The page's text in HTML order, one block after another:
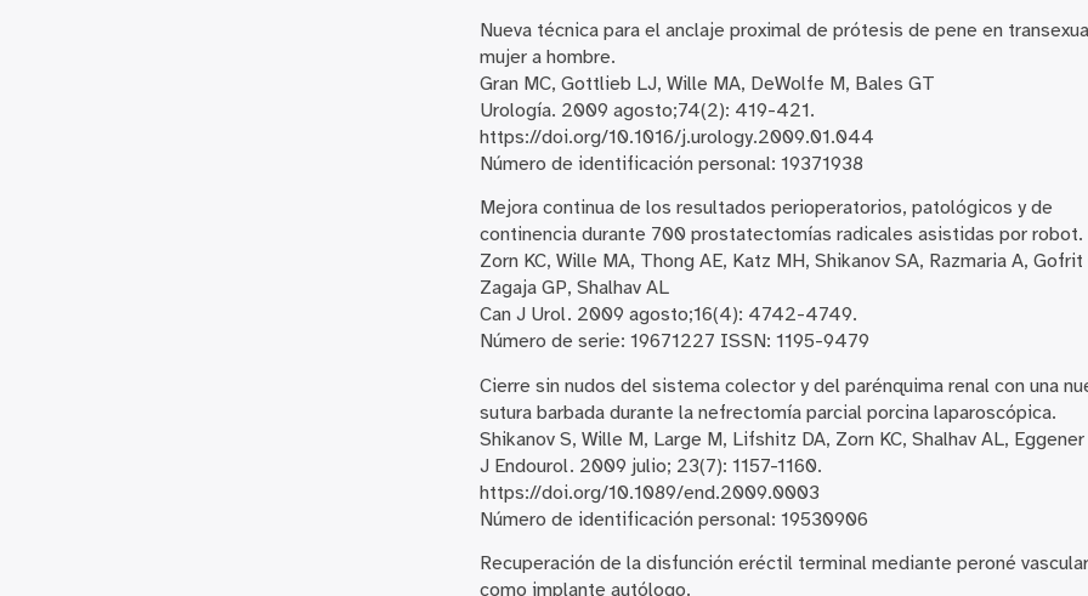
Nueva técnica para el anclaje proximal de prótesis de pene en
mujer a hombre.
Gran MC, Gottlieb LJ, Wille MA, DeWolfe M, Bales GT
Urología. 2009 agosto;74(2): 419-421.
https://doi.org/10.1016/j.urology.2009.01.044
Número de identificación personal: 19371938
Mejora continua de los resultados perioperatorios, patológicos y de
continencia durante 700 prostatectomías radicales asistidas por robot.
Zorn KC, Wille MA, Thong AE, Katz MH, Shikanov SA, Razmaria A, Gofrit
Zagaja GP, Shalhav AL
Can J Urol. 2009 agosto;16(4): 4742-4749.
Número de serie: 19671227 ISSN: 1195-9479
Cierre sin nudos del sistema colector y del parénquima renal con una
sutura barbada durante la nefrectomía parcial porcina laparoscópica.
Shikanov S, Wille M, Large M, Lifshitz DA, Zorn KC, Shalhav AL, Eggener
J Endourol. 2009 julio; 23(7): 1157-1160.
https://doi.org/10.1089/end.2009.0003
Número de identificación personal: 19530906
Recuperación de la disfunción eréctil terminal mediante peroné
como implante autólogo.